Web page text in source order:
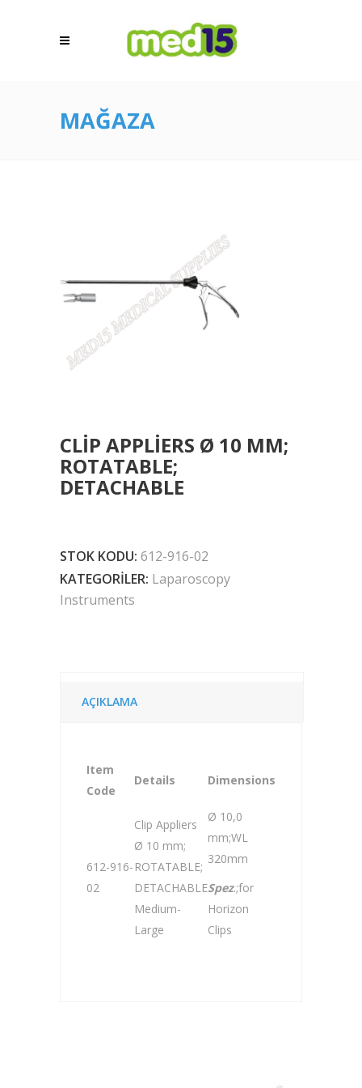
MAĞAZA
CLIP APPLIERS Ø 10 MM;
ROTATABLE;
DETACHABLE
STOK KODU: 612-916-02
KATEGORILER: Laparoscopy
Instruments
AÇIKLAMA
Item
Code
Details Dimensions
612-916-
02
Clip Appliers
Ø 10 mm;
ROTATABLE;
DETACHABLE
Medium-
Large
Ø 10,0
mm;WL
320mm
Spez.;for
Horizon
Clips